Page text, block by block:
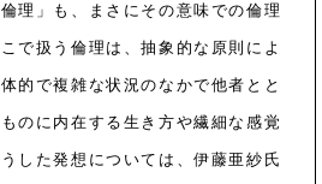
理」も、まさにその意味での倫理
で扱う倫理は、抽象的な原則によ
的で複雑な状況のなかで他者とと
のに内在する生き方や繊細な感覚
した発想については、伊藤亜紗氏